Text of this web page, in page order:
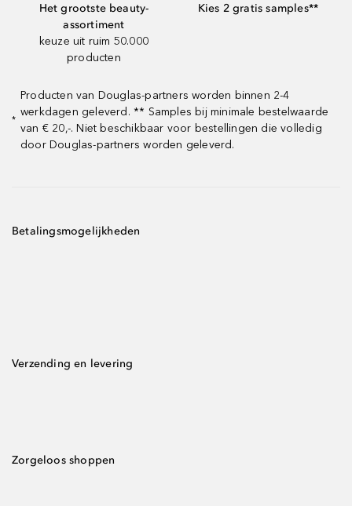
Het grootste beauty-
assortiment
keuze uit ruim 50.000
producten
Kies 2 gratis samples**
*
Producten van Douglas-partners worden binnen 2-4
werkdagen geleverd. ** Samples bij minimale bestelwaarde
van € 20,-. Niet beschikbaar voor bestellingen die volledig
door Douglas-partners worden geleverd.
Betalingsmogelijkheden
Verzending en levering
Zorgeloos shoppen